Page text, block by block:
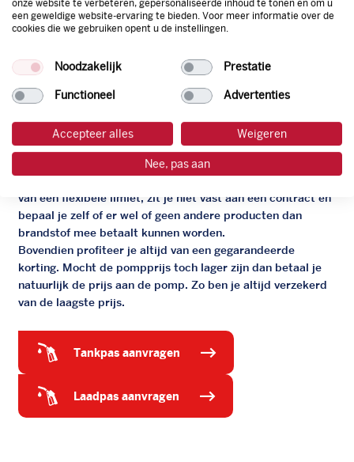
De zakelijke Argos pas
Je bent beter op weg met de gratis zakelijke tankpas van
digitale facturatiesysteem dat automatisch alles bijhoudt.
Zo bespaar je dus tijd, geld en energie.
Onze tankpas is super flexibel, zo geniet je van het gemak
van een flexibele limiet, zit je niet vast aan een contract en
bepaal je zelf of er wel of geen andere producten dan
brandstof mee betaalt kunnen worden.
Bovendien profiteer je altijd van een gegarandeerde
korting. Mocht de pompprijs toch lager zijn dan betaal je
natuurlijk de prijs aan de pomp. Zo ben je altijd verzekerd
van de laagste prijs.
tankpas aanvragen
laadpas aanvragen
onze website te verbeteren, gepersonaliseerde inhoud te tonen en om u
een geweldige website-ervaring te bieden. Voor meer informatie over de
cookies die we gebruiken opent u de instellingen.
Noodzakelijk Prestatie
Functioneel Advertenties
Accepteer alles Weigeren
Nee, pas aan